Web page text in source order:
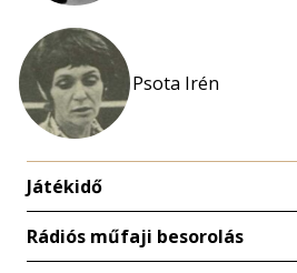
Psota Irén
Játékidő
Rádiós műfaji besorolás